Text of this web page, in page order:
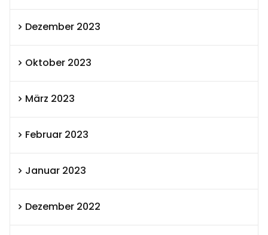
Dezember 2023
Oktober 2023
März 2023
Februar 2023
Januar 2023
Dezember 2022